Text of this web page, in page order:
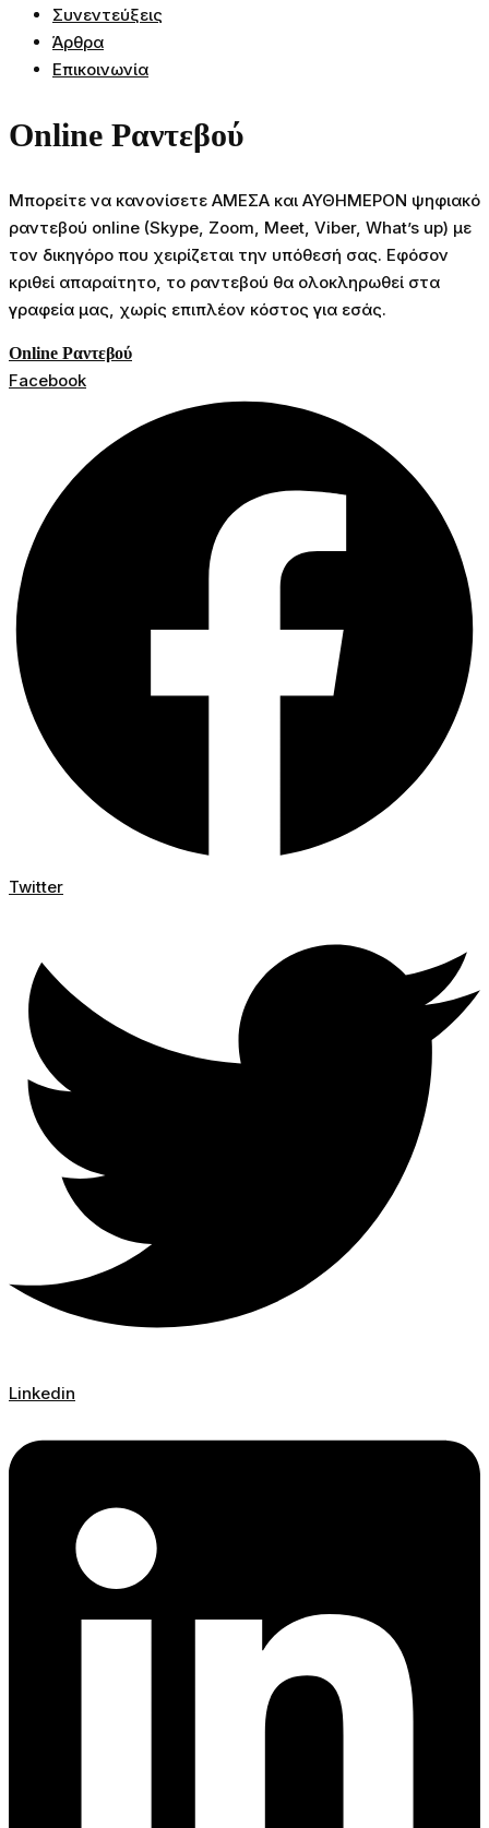
Συνεντεύξεις
Άρθρα
Επικοινωνία
Online Ραντεβού
Μπορείτε να κανονίσετε ΑΜΕΣΑ και ΑΥΘΗΜΕΡΟΝ ψηφιακό
ραντεβού online (Skype, Zoom, Meet, Viber, What’s up) με
τον δικηγόρο που χειρίζεται την υπόθεσή σας. Εφόσον
κριθεί απαραίτητο, το ραντεβού θα ολοκληρωθεί στα
γραφεία μας, χωρίς επιπλέον κόστος για εσάς.
Online Ραντεβού
Facebook
Twitter
Linkedin